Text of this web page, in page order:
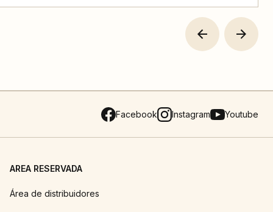
Facebook Instagram Youtube
AREA RESERVADA
Área de distribuidores